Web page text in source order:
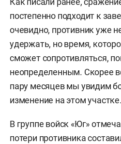
постепенно подходит к
очевидно, противник уже
удержать, но время,
сможет сопротивляться,
неопределенным. Скорее
пару месяцев мы увидим
изменение на этом участке.
В группе войск «Юг»
потери противника